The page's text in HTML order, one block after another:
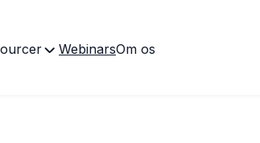
WebinarsOm os